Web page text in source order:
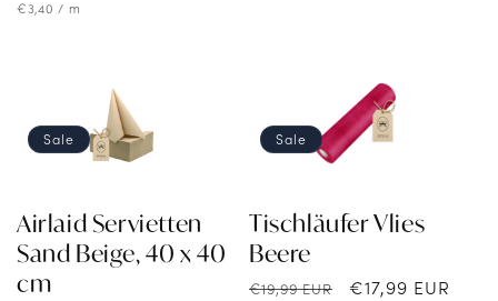
Preis
Grundpreis
€3,40 / pro
m
Sale
Airlaid Servietten
Sand Beige, 40 x 40
cm
Sale
Tischläufer Vlies
Beere
Normaler
€19,99 EUR Verkaufspreis
€17,99 EUR